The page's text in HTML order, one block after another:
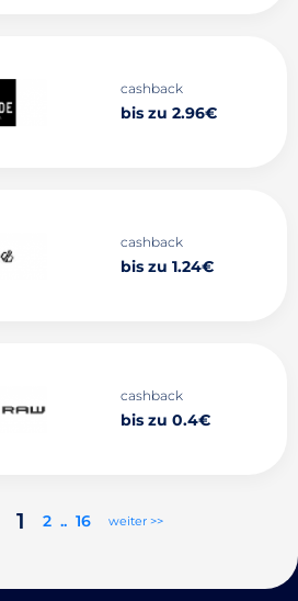
cashback
bis zu 2.96€
cashback
bis zu 1.24€
cashback
bis zu 0.4€
1 2 .. 16 weiter >>